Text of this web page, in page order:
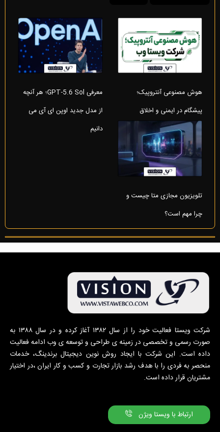
معرفی GPT-5.6 Sol؛ هر آنچه
از مدل جدید اوپن ای آی می
دانیم
هوش مصنوعی آنتروپیک؛
پیشگام در ایمنی و اخلاق
تلویزیون مجازی متا چیست و
چرا مهم است؟
شرکت ویستا فعالیت خود را از سال ۱۳۸۲ آغاز کرده و در سال ۱۳۸۸ به
صورت رسمی و تخصصی در زمینه ی طراحی و توسعه ی وب ادامه فعالیت
داده است. این شرکت با ایجاد روش نوین دیجیتال برندینگ، خدمات
منحصر به فردی را با هدف رشد بازار تجارت و کسب و کار ایران ،در اختیار
مشتریان قرار داده است.
ارتباط با ویستا ویژن